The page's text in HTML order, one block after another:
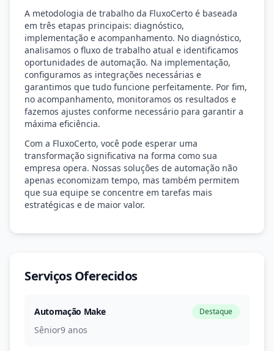
A metodologia de trabalho da FluxoCerto é baseada
em três etapas principais: diagnóstico,
implementação e acompanhamento. No diagnóstico,
analisamos o fluxo de trabalho atual e identificamos
oportunidades de automação. Na implementação,
configuramos as integrações necessárias e
garantimos que tudo funcione perfeitamente. Por fim,
no acompanhamento, monitoramos os resultados e
fazemos ajustes conforme necessário para garantir a
máxima eficiência.
Com a FluxoCerto, você pode esperar uma
transformação significativa na forma como sua
empresa opera. Nossas soluções de automação não
apenas economizam tempo, mas também permitem
que sua equipe se concentre em tarefas mais
estratégicas e de maior valor.
Serviços Oferecidos
Automação Make Destaque
Sênior9 anos